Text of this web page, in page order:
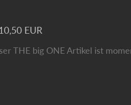
EUR
THE big ONE Artikel ist